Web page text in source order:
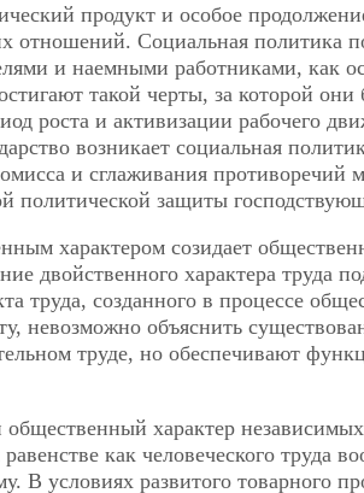
продукт и особое
отношений. Социальная политика
и наемными работниками, как
такой черты, за которой они
роста и активизации рабочего
возникает социальная
и сглаживания
политической защиты
характером созидает
двойственного характера труда
труда, созданного в процессе
невозможно объяснить
труде, но обеспечивают
характер независимых
как человеческого труда
В условиях развитого товарного